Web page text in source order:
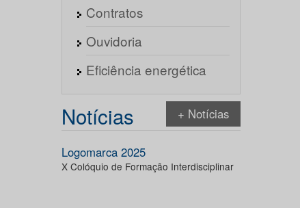
Contratos
Ouvidoria
Eficiência energética
Notícias + Notícias
Logomarca 2025
X Colóquio de Formação Interdisciplinar